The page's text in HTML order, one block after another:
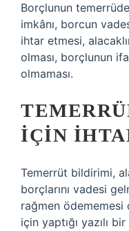
Borçlunun
imkânı, borcun
ihtar etmesi,
olması, borçlunun
olmaması.
IÇIN
Temerrüt bildirimi,
borçlarını vadesi
rağmen ödememesi
için yaptığı yazılı